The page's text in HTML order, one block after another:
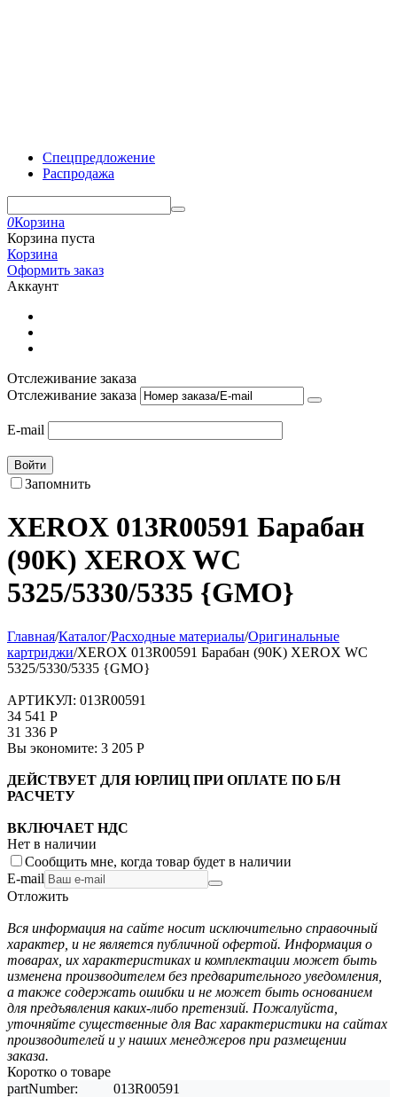
Спецпредложение
Распродажа
0Корзина
Корзина пуста
Корзина
Оформить заказ
Аккаунт
Отслеживание заказа
Отслеживание заказа
E-mail
Войти
Запомнить
XEROX 013R00591 Барабан
(90K) XEROX WC
5325/5330/5335 {GMO}
Главная/Каталог/Расходные материалы/Оригинальные
картриджи/XEROX 013R00591 Барабан (90K) XEROX WC
5325/5330/5335 {GMO}
АРТИКУЛ: 013R00591
34 541 Р
31 336 Р
Вы экономите: 3 205 Р
ДЕЙСТВУЕТ ДЛЯ ЮРЛИЦ ПРИ ОПЛАТЕ ПО Б/Н
РАСЧЕТУ
ВКЛЮЧАЕТ НДС
Нет в наличии
Сообщить мне, когда товар будет в наличии
E-mail
Отложить
Вся информация на сайте носит исключительно справочный
характер, и не является публичной офертой. Информация о
товарах, их характеристиках и комплектации может быть
изменена производителем без предварительного уведомления,
а также содержать ошибки и не может быть основанием
для предъявления каких-либо претензий. Пожалуйста,
уточняйте существенные для Вас характеристики на сайтах
производителей и у наших менеджеров при размещении
заказа.
Коротко о товаре
partNumber:
013R00591